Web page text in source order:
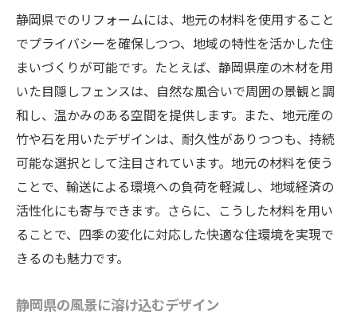
静岡県でのリフォームには、地元の材料を使用すること
でプライバシーを確保しつつ、地域の特性を活かした住
まいづくりが可能です。たとえば、静岡県産の木材を用
いた目隠しフェンスは、自然な風合いで周囲の景観と調
和し、温かみのある空間を提供します。また、地元産の
竹や石を用いたデザインは、耐久性がありつつも、持続
可能な選択として注目されています。地元の材料を使う
ことで、輸送による環境への負荷を軽減し、地域経済の
活性化にも寄与できます。さらに、こうした材料を用い
ることで、四季の変化に対応した快適な住環境を実現で
きるのも魅力です。
静岡県の風景に溶け込むデザイン